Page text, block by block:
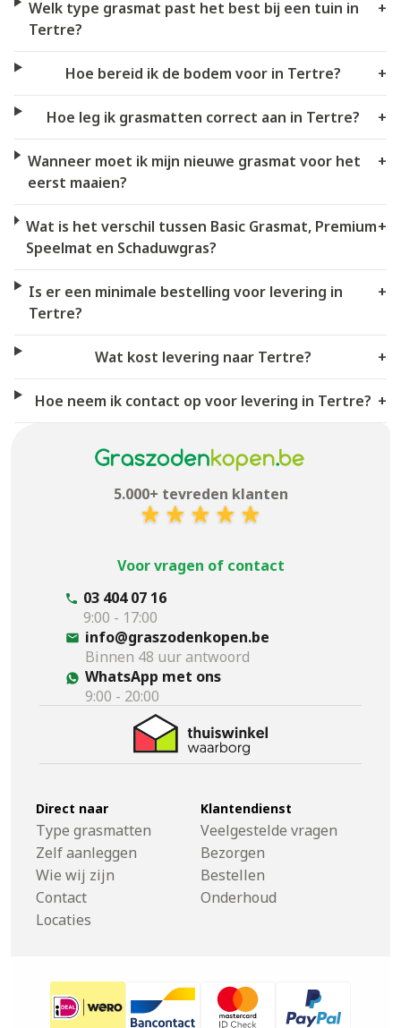
Welk type grasmat past het best bij een tuin in
Tertre?
+
Hoe bereid ik de bodem voor in Tertre? +
Hoe leg ik grasmatten correct aan in Tertre? +
Wanneer moet ik mijn nieuwe grasmat voor het
eerst maaien?
+
Wat is het verschil tussen Basic Grasmat, Premium
Speelmat en Schaduwgras?
+
Is er een minimale bestelling voor levering in
Tertre?
+
Wat kost levering naar Tertre? +
Hoe neem ik contact op voor levering in Tertre? +
5.000+ tevreden klanten
Voor vragen of contact
03 404 07 16
9:00 - 17:00
info@graszodenkopen.be
Binnen 48 uur antwoord
WhatsApp met ons
9:00 - 20:00
Direct naar
Type grasmatten
Zelf aanleggen
Wie wij zijn
Contact
Locaties
Klantendienst
Veelgestelde vragen
Bezorgen
Bestellen
Onderhoud